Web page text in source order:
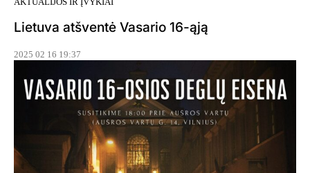
Lietuva atšventė Vasario 16-ąją
2025 02 16 19:37